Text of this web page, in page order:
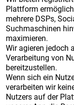
Plattform
mehrere DSPs,
Suchmaschinen
maximieren.
Wir agieren jedoch
Verarbeitung von
bereitzustellen.
Wenn sich ein
verarbeiten wir
Nutzers auf der